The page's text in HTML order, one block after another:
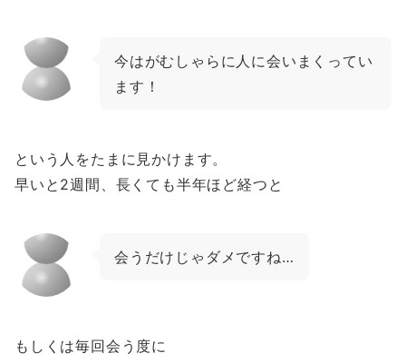
今はがむしゃらに人に会いまくってい
ます！
という人をたまに見かけます。
早いと2週間、長くても半年ほど経つと
会うだけじゃダメですね…
もしくは毎回会う度に